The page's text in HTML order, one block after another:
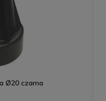
Ø20 czarna